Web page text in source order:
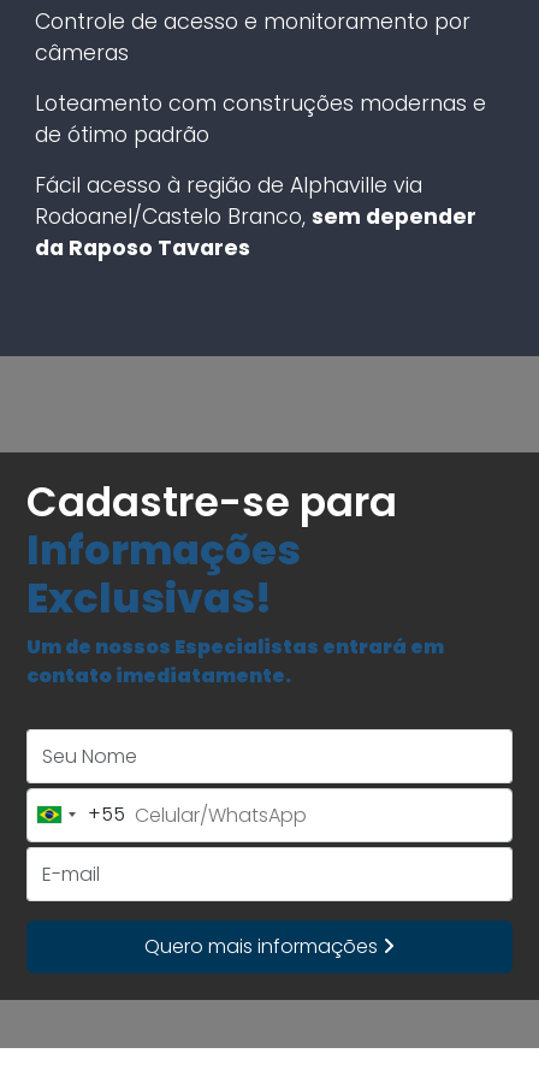
Controle de acesso e monitoramento por
câmeras
Loteamento com construções modernas e
de ótimo padrão
Fácil acesso à região de Alphaville via
Rodoanel/Castelo Branco, sem depender
da Raposo Tavares
Cadastre-se para
Informações
Exclusivas!
Um de nossos Especialistas entrará em
contato imediatamente.
Brazil
+55
+55
Quero mais informações